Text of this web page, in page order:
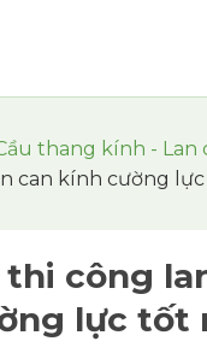
thang kính - Lan
can kính cường
thi công
lực tốt